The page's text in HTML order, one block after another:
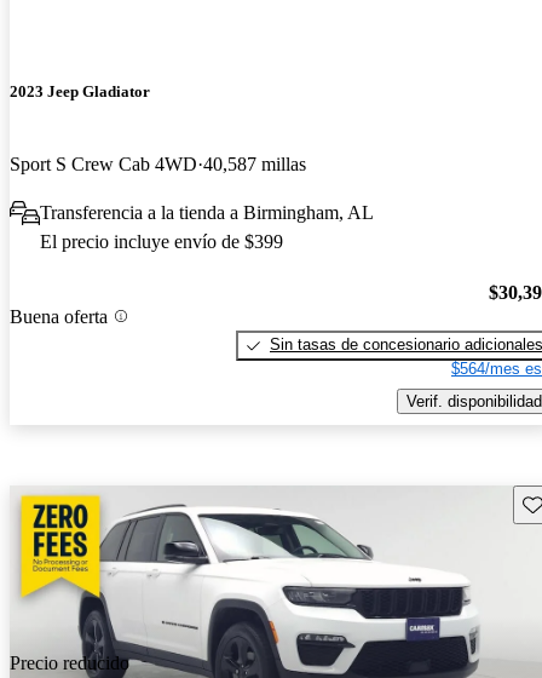
2023 Jeep Gladiator
Sport S Crew Cab 4WD 40,587 millas
Transferencia a la tienda a Birmingham, AL
El precio incluye envío de $399
Buena oferta
Sin tasas de concesionario adicionales
$564/mes
Verif. disponibilidad
Precio reducido